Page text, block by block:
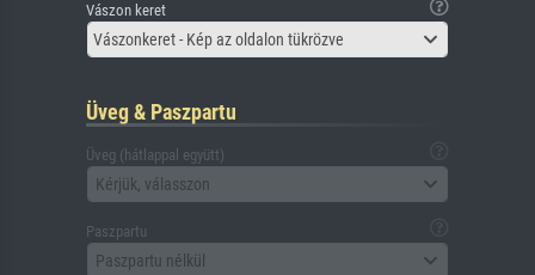
Vászon keret
Vászonkeret - Kép az oldalon tükrözve
Üveg & Paszpartu
Üveg (hátlappal együtt)
Kérjük, válasszon
Paszpartu
Paszpartu nélkül